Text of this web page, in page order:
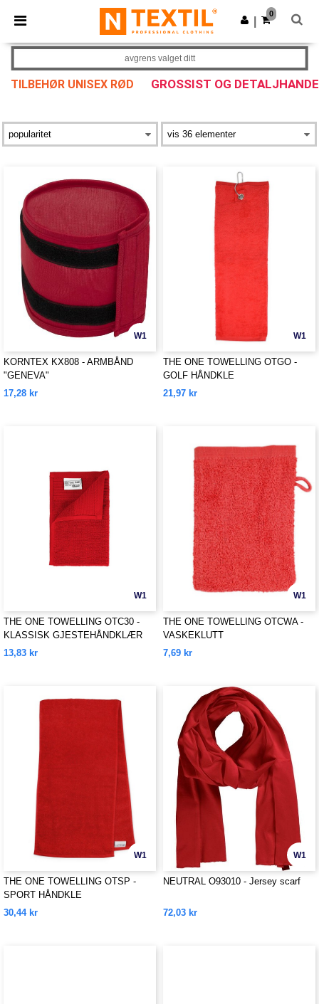
× Ntextil-app
Bedre priser i appen!
Last ned app
0
TILBEHØR UNISEX RØD GROSSIST OG
avgrens valget ditt
W1
KORNTEX KX808 - ARMBÅND
"GENEVA"
17,28 kr
W1
THE ONE TOWELLING OTGO -
GOLF HÅNDKLE
21,97 kr
W1
THE ONE TOWELLING OTC30 -
KLASSISK GJESTEHÅNDKLÆR
13,83 kr
W1
THE ONE TOWELLING OTCWA -
VASKEKLUTT
7,69 kr
W1
THE ONE TOWELLING OTSP -
SPORT HÅNDKLE
30,44 kr
W1
NEUTRAL O93010 - Jersey scarf
72,03 kr